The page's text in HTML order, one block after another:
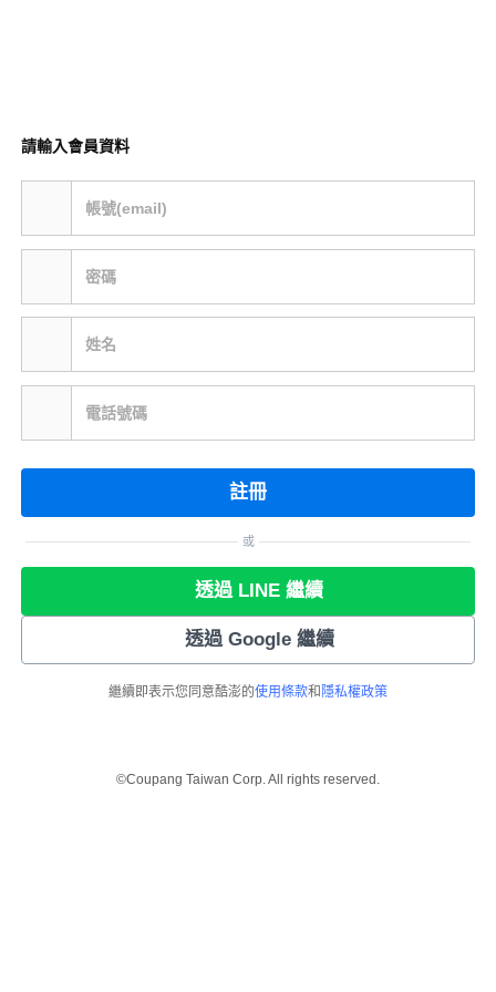
請輸入會員資料
帳號(email)
密碼
姓名
電話號碼
註冊
或
透過 LINE 繼續
透過 Google 繼續
繼續即表示您同意酷澎的使用條款和 隱私權政策
©Coupang Taiwan Corp. All rights reserved.